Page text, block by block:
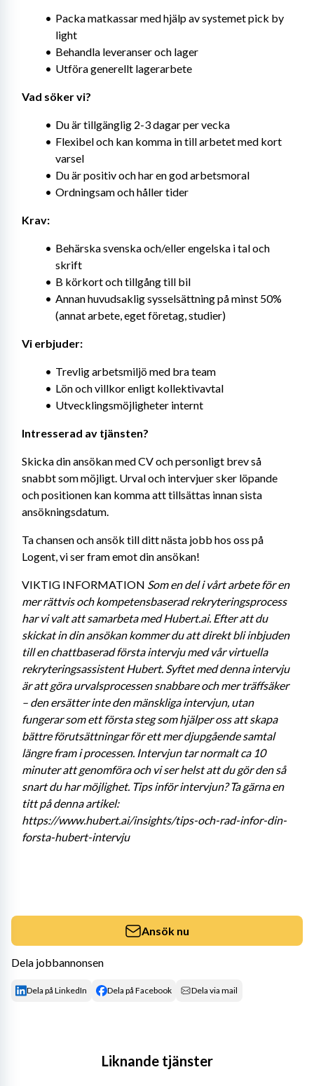
Packa matkassar med hjälp av systemet pick by
light
Behandla leveranser och lager
Utföra generellt lagerarbete
Vad söker vi?
Du är tillgänglig 2-3 dagar per vecka
Flexibel och kan komma in till arbetet med kort
varsel
Du är positiv och har en god arbetsmoral
Ordningsam och håller tider
Krav:
Behärska svenska och/eller engelska i tal och
skrift
B körkort och tillgång till bil
Annan huvudsaklig sysselsättning på minst 50%
(annat arbete, eget företag, studier)
Vi erbjuder:
Trevlig arbetsmiljö med bra team
Lön och villkor enligt kollektivavtal
Utvecklingsmöjligheter internt
Intresserad av tjänsten?
Skicka din ansökan med CV och personligt brev så
snabbt som möjligt. Urval och intervjuer sker löpande
och positionen kan komma att tillsättas innan sista
ansökningsdatum.
Ta chansen och ansök till ditt nästa jobb hos oss på
Logent, vi ser fram emot din ansökan!
VIKTIG INFORMATION Som en del i vårt arbete för en
mer rättvis och kompetensbaserad rekryteringsprocess
har vi valt att samarbeta med Hubert.ai. Efter att du
skickat in din ansökan kommer du att direkt bli inbjuden
till en chattbaserad första intervju med vår virtuella
rekryteringsassistent Hubert. Syftet med denna intervju
är att göra urvalsprocessen snabbare och mer träffsäker
– den ersätter inte den mänskliga intervjun, utan
fungerar som ett första steg som hjälper oss att skapa
bättre förutsättningar för ett mer djupgående samtal
längre fram i processen. Intervjun tar normalt ca 10
minuter att genomföra och vi ser helst att du gör den så
snart du har möjlighet. Tips inför intervjun? Ta gärna en
titt på denna artikel:
https://www.hubert.ai/insights/tips-och-rad-infor-din-
forsta-hubert-intervju
Ansök nu
Dela jobbannonsen
Dela på LinkedIn Dela på Facebook Dela via mail
Liknande tjänster